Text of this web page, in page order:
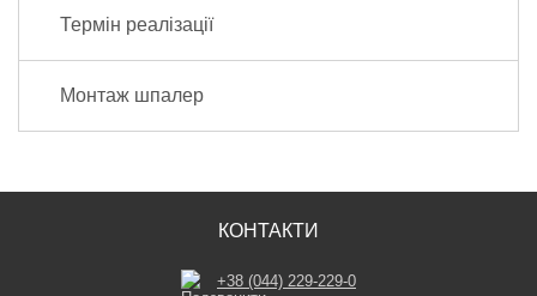
Термін реалізації
Монтаж шпалер
КОНТАКТИ
+38 (044) 229-229-0